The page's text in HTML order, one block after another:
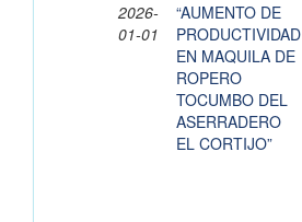
2026-
01-01
“AUMENTO DE
PRODUCTIVIDAD
EN MAQUILA DE
ROPERO
TOCUMBO DEL
ASERRADERO
EL CORTIJO”